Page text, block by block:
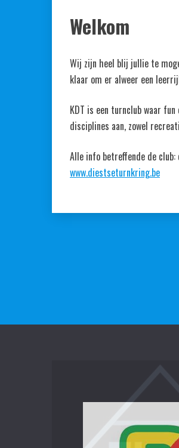
Welkom
Wij zijn heel blij jullie te
klaar om er alweer een
KDT is een turnclub waar
disciplines aan, zowel
Alle info betreffende de club:
www.diestseturnkring.be